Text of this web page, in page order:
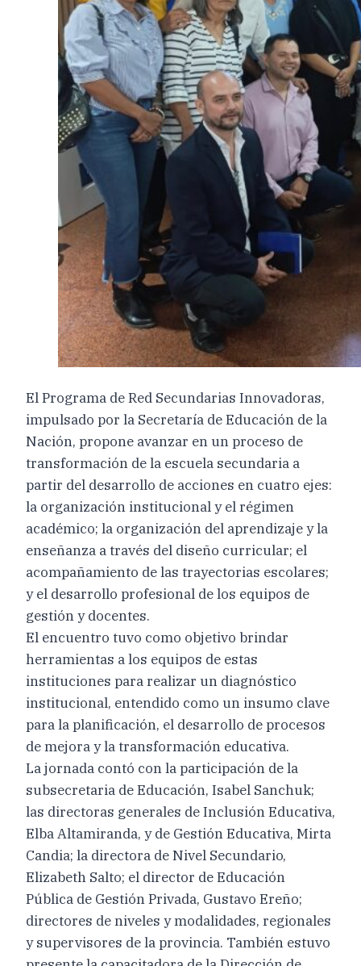
El Programa de Red Secundarias Innovadoras,
impulsado por la Secretaría de Educación de la
Nación, propone avanzar en un proceso de
transformación de la escuela secundaria a
partir del desarrollo de acciones en cuatro ejes:
la organización institucional y el régimen
académico; la organización del aprendizaje y la
enseñanza a través del diseño curricular; el
acompañamiento de las trayectorias escolares;
y el desarrollo profesional de los equipos de
gestión y docentes.
El encuentro tuvo como objetivo brindar
herramientas a los equipos de estas
instituciones para realizar un diagnóstico
institucional, entendido como un insumo clave
para la planificación, el desarrollo de procesos
de mejora y la transformación educativa.
La jornada contó con la participación de la
subsecretaria de Educación, Isabel Sanchuk;
las directoras generales de Inclusión Educativa,
Elba Altamiranda, y de Gestión Educativa, Mirta
Candia; la directora de Nivel Secundario,
Elizabeth Salto; el director de Educación
Pública de Gestión Privada, Gustavo Ereño;
directores de niveles y modalidades, regionales
y supervisores de la provincia. También estuvo